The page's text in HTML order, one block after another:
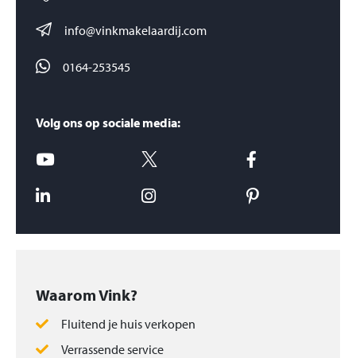
2023;
voorzijde van de benedenverdieping zijn Schüco
– er is een aansluiting voor een laadpaal aanwezig.
info@vinkmakelaardij.com
0164-253545
Volg ons op sociale media:
Waarom Vink?
Fluitend je huis verkopen
Verrassende service